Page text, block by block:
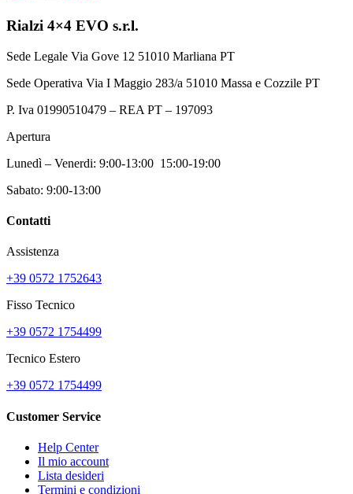
Rialzi 4×4 EVO s.r.l.
Sede Legale Via Gove 12 51010 Marliana PT
Sede Operativa Via I Maggio 283/a 51010 Massa e Cozzile PT
P. Iva 01990510479 – REA PT – 197093
Apertura
Lunedì – Venerdi: 9:00-13:00 15:00-19:00
Sabato: 9:00-13:00
Contatti
Assistenza
+39 0572 1752643
Fisso Tecnico
+39 0572 1754499
Tecnico Estero
+39 0572 1754499
Customer Service
Help Center
Il mio account
Lista desideri
Termini e condizioni